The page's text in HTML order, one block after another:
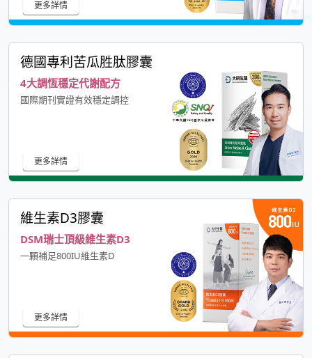
更多詳情
德國專利苦瓜胜肽膠囊
4大調恆穩定代謝配方
國際期刊實證有效穩定調控
更多詳情
維生素D3膠囊
DSM瑞士頂級維生素D3
一顆補足800IU維生素D
更多詳情